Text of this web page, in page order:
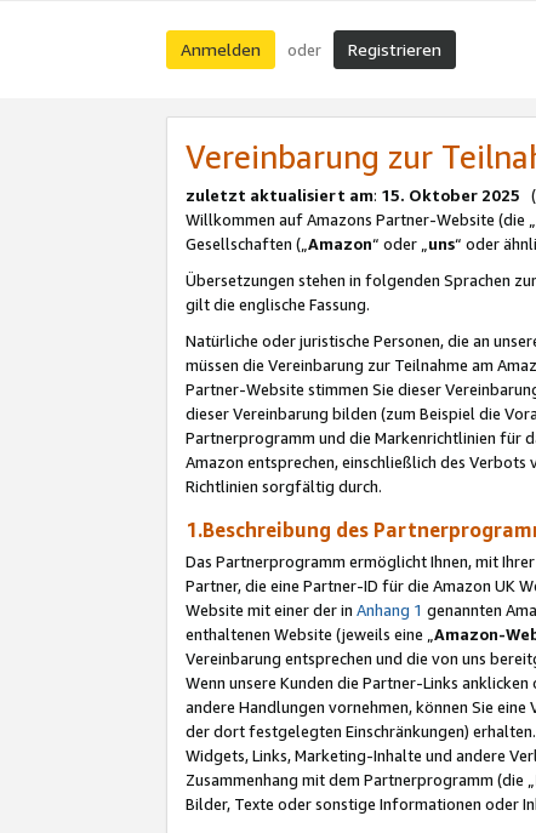
Anmelden oder Registrieren
Vereinbarung zur
zuletzt aktualisiert am: 15. Oktober 2025
Willkommen auf Amazons Partner-Website (die „
Gesellschaften („Amazon“ oder „uns“ oder
Übersetzungen stehen in folgenden Sprachen
gilt die englische Fassung.
Natürliche oder juristische Personen, die an
müssen die Vereinbarung zur Teilnahme am
Partner-Website stimmen Sie dieser
dieser Vereinbarung bilden (zum Beispiel die
Partnerprogramm und die Markenrichtlinien für
Amazon entsprechen, einschließlich des
Richtlinien sorgfältig durch.
1.Beschreibung des
Das Partnerprogramm ermöglicht Ihnen, mit
Partner, die eine Partner-ID für die Amazon UK
Website mit einer der in Anhang 1 genannten
enthaltenen Website (jeweils eine „ Amazon-
Vereinbarung entsprechen und die von uns
Wenn unsere Kunden die Partner-Links
andere Handlungen vornehmen, können Sie
der dort festgelegten Einschränkungen)
Widgets, Links, Marketing-Inhalte und andere
Zusammenhang mit dem Partnerprogramm (die „
Bilder, Texte oder sonstige Informationen oder